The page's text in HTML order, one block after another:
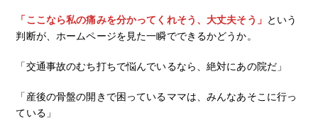
「ここなら私の痛みを分かってくれそう、大丈夫そう」 という
判断が、ホームページを見た一瞬でできるかどうか。
「交通事故のむち打ちで悩んでいるなら、絶対にあの院だ」
「産後の骨盤の開きで困っているママは、みんなあそこに行っ
ている」